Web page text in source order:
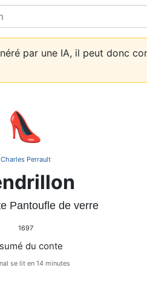
par une IA, il peut donc
👠
Charles Perrault
Pantoufle de verre
1697
du conte
se lit en 14 minutes